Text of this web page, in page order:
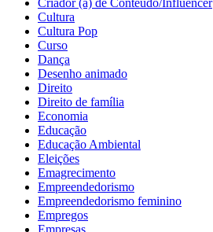
Cultura
Cultura Pop
Curso
Dança
Desenho animado
Direito
Direito de família
Economia
Educação
Educação Ambiental
Eleições
Emagrecimento
Empreendedorismo
Empreendedorismo feminino
Empregos
Empresas